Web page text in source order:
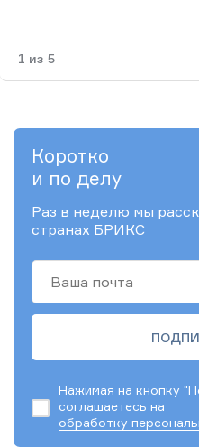
1 из 5
Коротко
и по делу
Раз в неделю мы
странах БРИКС
Нажимая на кнопку
соглашаетесь на
обработку